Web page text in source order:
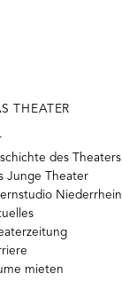
THEATER
des Theaters
Junge Theater
Niederrhein
mieten